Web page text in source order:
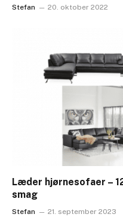
Stefan 20. oktober 2022
Læder hjørnesofaer –
smag
Stefan 21. september 2023